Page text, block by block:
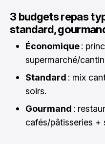
3 budgets repas
standard,
Économique:
supermarché/
Standard : mix
soirs.
Gourmand :
cafés/pâtisseries +